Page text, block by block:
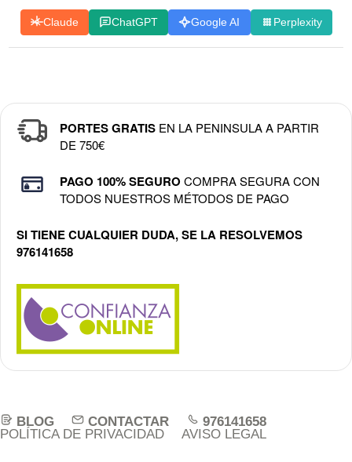
Claude ChatGPT Google AI Perplexity
PORTES GRATIS EN LA PENINSULA A PARTIR
DE 750€
PAGO 100% SEGURO COMPRA SEGURA CON
TODOS NUESTROS MÉTODOS DE PAGO
SI TIENE CUALQUIER DUDA, SE LA RESOLVEMOS
976141658
BLOG CONTACTAR
976141658
POLÍTICA DE PRIVACIDAD
AVISO LEGAL